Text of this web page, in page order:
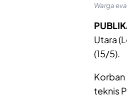
Warga
Utara
(15/5).
Korban
teknis